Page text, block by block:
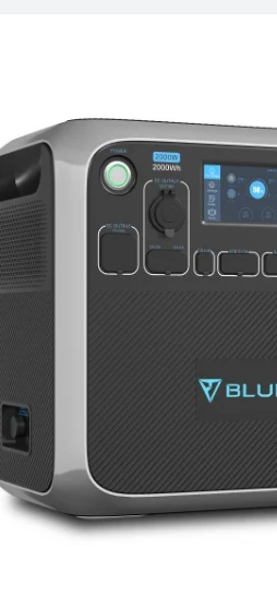
В наличии
Зарядная станция EcoFlow
RIVER 2 Max (512 Вт·час)
29 999грн